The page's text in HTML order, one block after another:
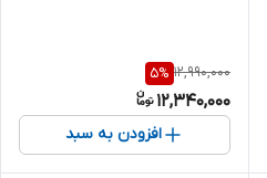
12,990,000
5%
12,340,000
افزودن به سبد